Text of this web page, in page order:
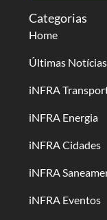
Categorias
Home
Últimas Notícias
iNFRA
iNFRA Energia
iNFRA Cidades
iNFRA
iNFRA Eventos